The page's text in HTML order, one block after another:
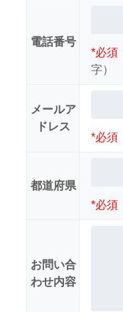
電話番号
*必須
字）
メールア
ドレス
*必須
都道府県
*必須
お問い合
わせ内容